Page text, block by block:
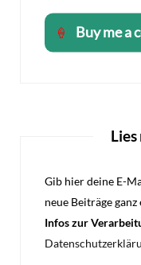
Gib hier deine E-
neue Beiträge
Infos zur